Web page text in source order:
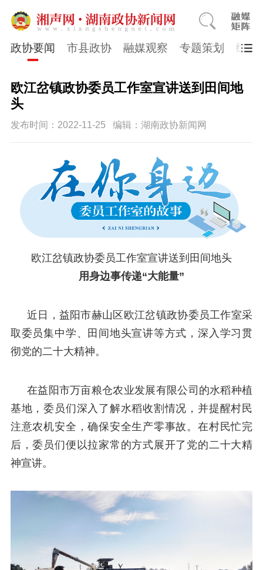
政协要闻 市县政协 融媒观察 专题策划 综合
欧江岔镇政协委员工作室宣讲送到田间地
头
发布时间：2022-11-25 编辑：湖南政协新闻网
欧江岔镇政协委员工作室宣讲送到田间地头
用身边事传递“大能量”
近日，益阳市赫山区欧江岔镇政协委员工作室采
取委员集中学、田间地头宣讲等方式，深入学习贯
彻党的二十大精神。
在益阳市万亩粮仓农业发展有限公司的水稻种植
基地，委员们深入了解水稻收割情况，并提醒村民
注意农机安全，确保安全生产零事故。在村民忙完
后，委员们便以拉家常的方式展开了党的二十大精
神宣讲。